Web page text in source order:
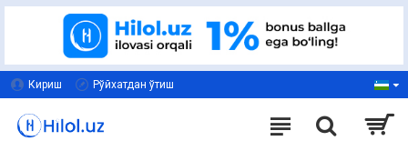
Кириш Рўйхатдан ўтиш